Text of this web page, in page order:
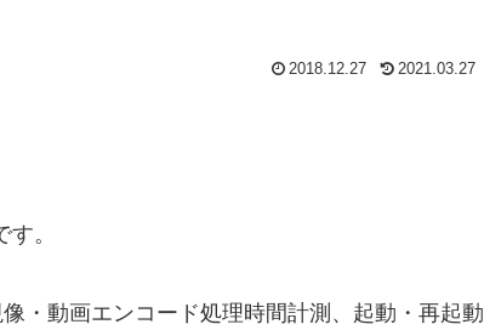
2018.12.27 2021.03.27
。
・動画エンコード処理時間計測、起動・再起動